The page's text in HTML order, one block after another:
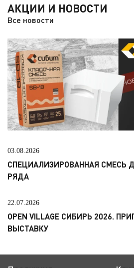
АКЦИИ И НОВОСТИ
Все новости
03.08.2026
СПЕЦИАЛИЗИРОВАННАЯ СМЕСЬ
РЯДА
22.07.2026
OPEN VILLAGE СИБИРЬ 2026.
ВЫСТАВКУ